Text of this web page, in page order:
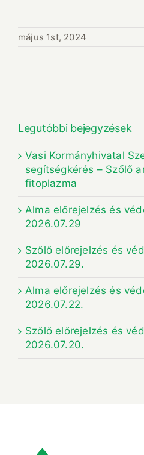
május 1st, 2024
Legutóbbi bejegyzések
Vasi Kormányhivatal
segítségkérés – Szőlő
fitoplazma
Alma előrejelzés és
2026.07.29
Szőlő előrejelzés és
2026.07.29.
Alma előrejelzés és
2026.07.22.
Szőlő előrejelzés és
2026.07.20.